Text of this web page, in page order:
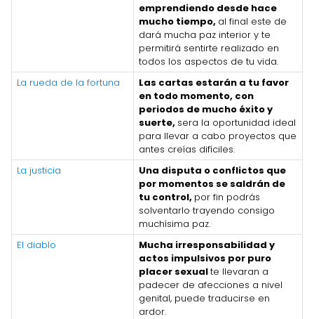
emprendiendo desde hace
mucho tiempo, al final este de
dará mucha paz interior y te
permitirá sentirte realizado en
todos los aspectos de tu vida.
La rueda de la fortuna
Las cartas estarán a tu favor
en todo momento, con
periodos de mucho éxito y
suerte, sera la oportunidad ideal
para llevar a cabo proyectos que
antes creías difíciles.
La justicia
Una disputa o conflictos que
por momentos se saldrán de
tu control, por fin podrás
solventarlo trayendo consigo
muchísima paz.
El diablo
Mucha irresponsabilidad y
actos impulsivos por puro
placer sexualte llevaran a
padecer de afecciones a nivel
genital, puede traducirse en
ardor.